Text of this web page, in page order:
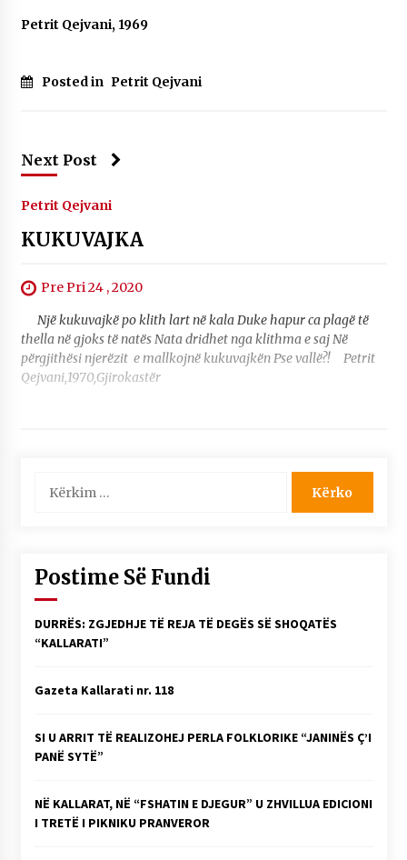
Petrit Qejvani, 1969
Posted in Petrit Qejvani
Next Post
Petrit Qejvani
KUKUVAJKA
Pre Pri 24 , 2020
Një kukuvajkë po klith lart në kala Duke hapur ca plagë të
thella në gjoks të natës Nata dridhet nga klithma e saj Në
përgjithësi njerëzit e mallkojnë kukuvajkën Pse vallë?! Petrit
Qejvani,1970,Gjirokastër
për:
Postime Së Fundi
DURRËS: ZGJEDHJE TË REJA TË DEGËS SË SHOQATËS
“KALLARATI”
Gazeta Kallarati nr. 118
SI U ARRIT TË REALIZOHEJ PERLA FOLKLORIKE “JANINËS Ç’I
PANË SYTË”
NË KALLARAT, NË “FSHATIN E DJEGUR” U ZHVILLUA EDICIONI
I TRETË I PIKNIKU PRANVEROR